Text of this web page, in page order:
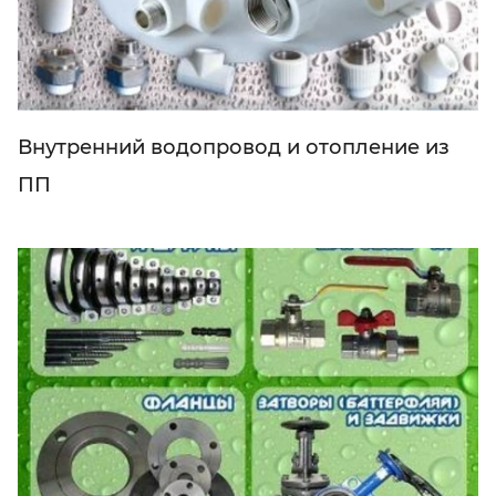
Внутренний водопровод и отопление из
ПП